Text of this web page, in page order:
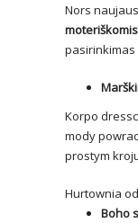
Nors
pasirinkimas
Korpo
mody
prostym
Hurtownia
Boho